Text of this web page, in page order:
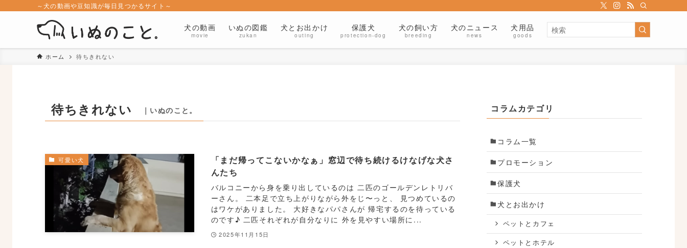
～犬の動画や豆知識が毎日見つかるサイト～
犬の動画
movie
いぬの図鑑
zukan
犬とお出かけ
outing
保護犬
protection-dog
犬の飼い方
breeding
犬のニュース
news
犬用品
goods
ホーム 待ちきれない
待ちきれない ｜いぬのこと。
可愛い犬
「まだ帰ってこないかなぁ」窓辺で待ち続けるけなげな犬さ
んたち
バルコニーから身を乗り出しているのは 二匹のゴールデンレトリバ
ーさん。 二本足で立ち上がりながら外をじ〜っと、 見つめているの
はワケがありました。 大好きなパパさんが 帰宅するのを待っている
のです♪ 二匹それぞれが自分なりに 外を見やすい場所に...
2025年11月15日
コラムカテゴリ
コラム一覧
プロモーション
保護犬
犬とお出かけ
ペットとカフェ
ペットとホテル